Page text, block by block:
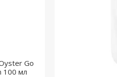
Go
100 мл